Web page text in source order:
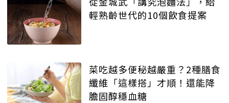
輕熟齡世代的10個飲食提案
菜吃越多便秘越嚴重？2種膳食
纖維「這樣搭」才順！還能降
膽固醇穩血糖